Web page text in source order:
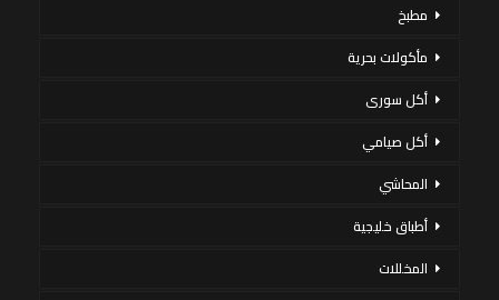
مطبخ
مأكولات بحرية
أكل سورى
أكل صيامي
المحاشي
أطباق خليجية
المخللات